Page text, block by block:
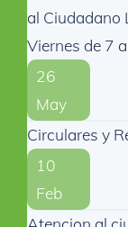
al Ciudadano
Viernes de 7
26
May
Circulares y
10
Feb